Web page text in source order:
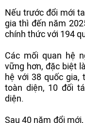
Nếu trước đổi mới
gia thì đến năm
chính thức với 194
Các mối quan hệ
vững hơn, đặc biệt
hệ với 38 quốc gia,
toàn diện, 10 đối
diện.
Sau 40 năm đổi